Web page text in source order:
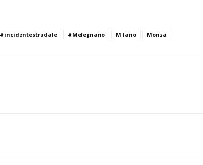
#incidentestradale #Melegnano Milano Monza